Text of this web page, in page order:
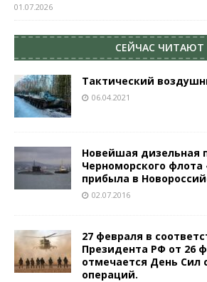
01.07.2026
СЕЙЧАС ЧИТАЮТ
Тактический
06.04.2021
Новейшая дизельная
Черноморского
прибыла в
02.07.2016
27 февраля в
Президента РФ от 26
отмечается День Сил
операций.